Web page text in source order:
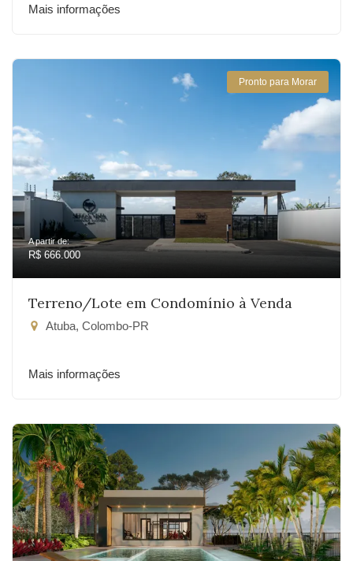
Mais informações
Pronto para Morar
A partir de:
R$ 666.000
Terreno/Lote em Condomínio à Venda
Atuba, Colombo-PR
Mais informações